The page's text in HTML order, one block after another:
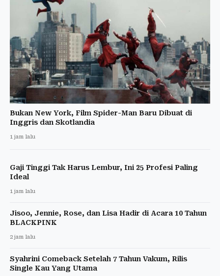
Bukan New York, Film Spider-Man Baru Dibuat di
Inggris dan Skotlandia
1 jam lalu
Gaji Tinggi Tak Harus Lembur, Ini 25 Profesi Paling
Ideal
1 jam lalu
Jisoo, Jennie, Rose, dan Lisa Hadir di Acara 10 Tahun
BLACKPINK
2 jam lalu
Syahrini Comeback Setelah 7 Tahun Vakum, Rilis
Single Kau Yang Utama